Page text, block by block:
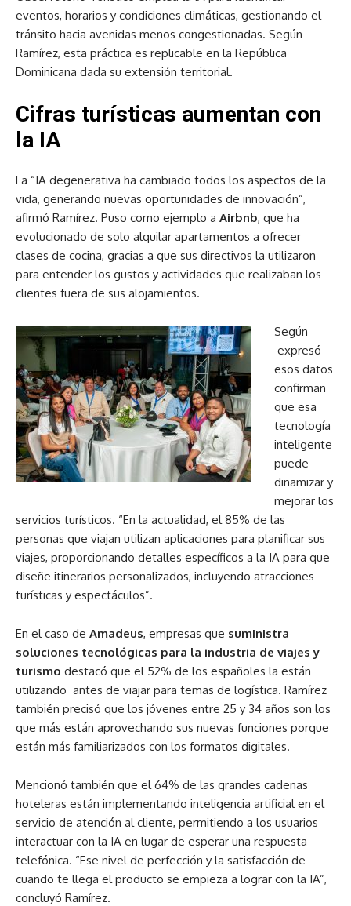
eventos, horarios y condiciones climáticas, gestionando el
tránsito hacia avenidas menos congestionadas. Según
Ramírez, esta práctica es replicable en la República
Dominicana dada su extensión territorial.
Cifras turísticas aumentan con
la IA
La “IA degenerativa ha cambiado todos los aspectos de la
vida, generando nuevas oportunidades de innovación”,
afirmó Ramírez. Puso como ejemplo a Airbnb, que ha
evolucionado de solo alquilar apartamentos a ofrecer
clases de cocina, gracias a que sus directivos la utilizaron
para entender los gustos y actividades que realizaban los
clientes fuera de sus alojamientos.
Según
expresó
esos datos
confirman
que esa
tecnología
inteligente
puede
dinamizar y
mejorar los
servicios turísticos. “En la actualidad, el 85% de las
personas que viajan utilizan aplicaciones para planificar sus
viajes, proporcionando detalles específicos a la IA para que
diseñe itinerarios personalizados, incluyendo atracciones
turísticas y espectáculos”.
En el caso de Amadeus, empresas que suministra
soluciones tecnológicas para la industria de viajes y
turismo destacó que el 52% de los españoles la están
utilizando antes de viajar para temas de logística. Ramírez
también precisó que los jóvenes entre 25 y 34 años son los
que más están aprovechando sus nuevas funciones porque
están más familiarizados con los formatos digitales.
Mencionó también que el 64% de las grandes cadenas
hoteleras están implementando inteligencia artificial en el
servicio de atención al cliente, permitiendo a los usuarios
interactuar con la IA en lugar de esperar una respuesta
telefónica. “Ese nivel de perfección y la satisfacción de
cuando te llega el producto se empieza a lograr con la IA”,
concluyó Ramírez.